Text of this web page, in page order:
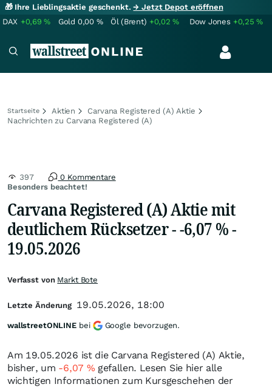
🎁 Ihre Lieblingsaktie geschenkt.→ Jetzt Depot eröffnen
DAX +0,69% Gold 0,00 % Öl (Brent) +0,02% Dow Jones +0,25%
Startseite Aktien
Carvana Registered (A) Aktie
Nachrichten zu Carvana Registered (A)
Besonders beachtet!
397 0 Kommentare
Carvana Registered (A) Aktie mit
deutlichem Rücksetzer - -6,07 % -
19.05.2026
Am 19.05.2026 ist die Carvana Registered (A) Aktie,
bisher, um -6,07 % gefallen. Lesen Sie hier alle
wichtigen Informationen zum Kursgeschehen der
Verfasst von Markt Bote
Letzte Änderung 19.05.2026, 18:00
wallstreetONLINE bei Google bevorzugen.